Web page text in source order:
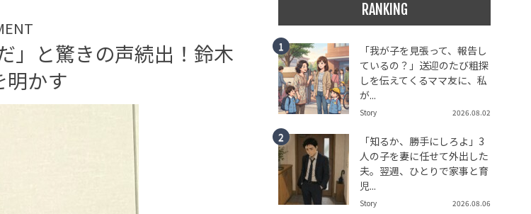
」と驚きの声続出！鈴木
明かす
RANKING
「我が子を見張って、報告し
ているの？」送迎のたび粗探
しを伝えてくるママ友に、私
が...
Story 2026.08.02
「知るか、勝手にしろよ」3
人の子を妻に任せて外出した
夫。翌週、ひとりで家事と育
児...
Story 2026.08.06